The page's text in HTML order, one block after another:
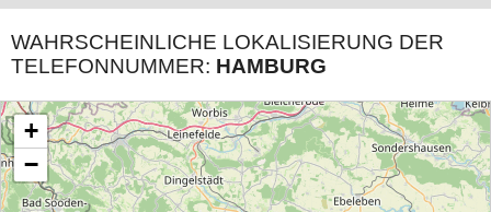
WAHRSCHEINLICHE LOKALISIERUNG DER
TELEFONNUMMER: HAMBURG